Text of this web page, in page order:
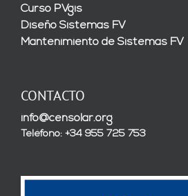
Curso PVgis
Diseño Sistemas FV
Mantenimiento de Sistemas FV
CONTACTO
info@censolar.org
Teléfono: +34 955 725 753